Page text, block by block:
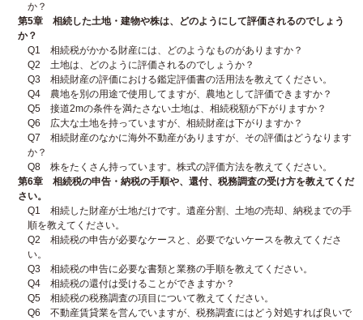
か？
第5章 相続した土地・建物や株は、どのようにして評価されるのでしょう
か？
Q1 相続税がかかる財産には、どのようなものがありますか？
Q2 土地は、どのように評価されるのでしょうか？
Q3 相続財産の評価における鑑定評価書の活用法を教えてください。
Q4 農地を別の用途で使用してますが、農地として評価できますか？
Q5 接道2mの条件を満たさない土地は、相続税額が下がりますか？
Q6 広大な土地を持っていますが、相続財産は下がりますか？
Q7 相続財産のなかに海外不動産がありますが、その評価はどうなります
か？
Q8 株をたくさん持っています。株式の評価方法を教えてください。
第6章 相続税の申告・納税の手順や、還付、税務調査の受け方を教えてくだ
さい。
Q1 相続した財産が土地だけです。遺産分割、土地の売却、納税までの手
順を教えてください。
Q2 相続税の申告が必要なケースと、必要でないケースを教えてくださ
い。
Q3 相続税の申告に必要な書類と業務の手順を教えてください。
Q4 相続税の還付は受けることができますか？
Q5 相続税の税務調査の項目について教えてください。
Q6 不動産賃貸業を営んでいますが、税務調査にはどう対処すれば良いで